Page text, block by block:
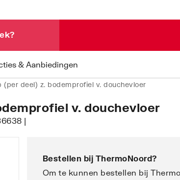
& Aanbiedingen
deel) z. bodemprofiel v. douchevloer
v. douchevloer
|
Bestellen bij ThermoNoord?
Om te kunnen bestellen bij